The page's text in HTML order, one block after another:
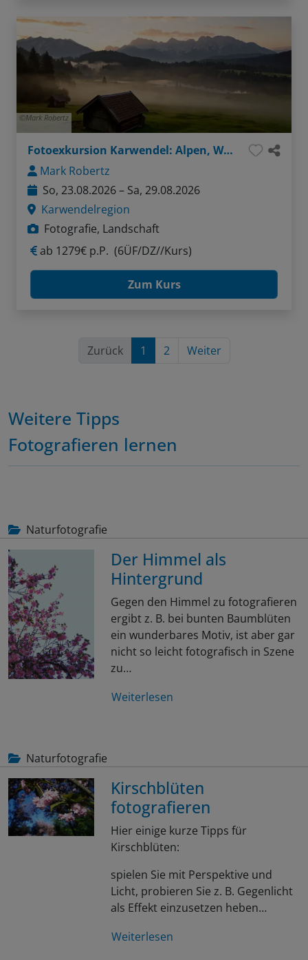
Mark Robertz
Fotoexkursion Karwendel: Alpen, Wasser, Felsen
Mark Robertz
So, 23.08.2026 – Sa, 29.08.2026
Karwendelregion
Fotografie, Landschaft
ab 1279€ p.P. (6ÜF/DZ//Kurs)
Zum Kurs
Zurück 1 2 Weiter
Weitere Tipps
Fotografieren lernen
Naturfotografie
Der Himmel als
Hintergrund
Gegen den Himmel zu fotografieren
ergibt z. B. bei bunten Baumblüten
ein wunderbares Motiv, ist aber gar
nicht so leicht fotografisch in Szene
zu…
Weiterlesen
Naturfotografie
Kirschblüten
fotografieren
Hier einige kurze Tipps für
Kirschblüten:
spielen Sie mit Perspektive und
Licht, probieren Sie z. B. Gegenlicht
als Effekt einzusetzen heben…
Weiterlesen